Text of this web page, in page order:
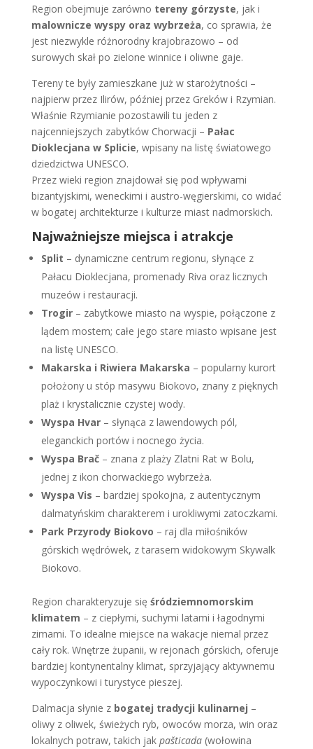
Region obejmuje zarówno tereny górzyste, jak i
malownicze wyspy oraz wybrzeża, co sprawia, że
jest niezwykle różnorodny krajobrazowo – od
surowych skał po zielone winnice i oliwne gaje.
Tereny te były zamieszkane już w starożytności –
najpierw przez Ilirów, później przez Greków i Rzymian.
Właśnie Rzymianie pozostawili tu jeden z
najcenniejszych zabytków Chorwacji – Pałac
Dioklecjana w Splicie, wpisany na listę światowego
dziedzictwa UNESCO.
Przez wieki region znajdował się pod wpływami
bizantyjskimi, weneckimi i austro-węgierskimi, co widać
w bogatej architekturze i kulturze miast nadmorskich.
Najważniejsze miejsca i atrakcje
Split – dynamiczne centrum regionu, słynące z
Pałacu Dioklecjana, promenady Riva oraz licznych
muzeów i restauracji.
Trogir– zabytkowe miasto na wyspie, połączone z
lądem mostem; całe jego stare miasto wpisane jest
na listę UNESCO.
Makarska i Riwiera Makarska – popularny kurort
położony u stóp masywu Biokovo, znany z pięknych
plaż i krystalicznie czystej wody.
Wyspa Hvar– słynąca z lawendowych pól,
eleganckich portów i nocnego życia.
Wyspa Brač– znana z plaży Zlatni Rat w Bolu,
jednej z ikon chorwackiego wybrzeża.
Wyspa Vis – bardziej spokojna, z autentycznym
dalmatyńskim charakterem i urokliwymi zatoczkami.
Park Przyrody Biokovo – raj dla miłośników
górskich wędrówek, z tarasem widokowym Skywalk
Biokovo.
Region charakteryzuje się śródziemnomorskim
klimatem – z ciepłymi, suchymi latami i łagodnymi
zimami. To idealne miejsce na wakacje niemal przez
cały rok. Wnętrze żupanii, w rejonach górskich, oferuje
bardziej kontynentalny klimat, sprzyjający aktywnemu
wypoczynkowi i turystyce pieszej.
Dalmacja słynie z bogatej tradycji kulinarnej –
oliwy z oliwek, świeżych ryb, owoców morza, win oraz
lokalnych potraw, takich jak pašticada(wołowina